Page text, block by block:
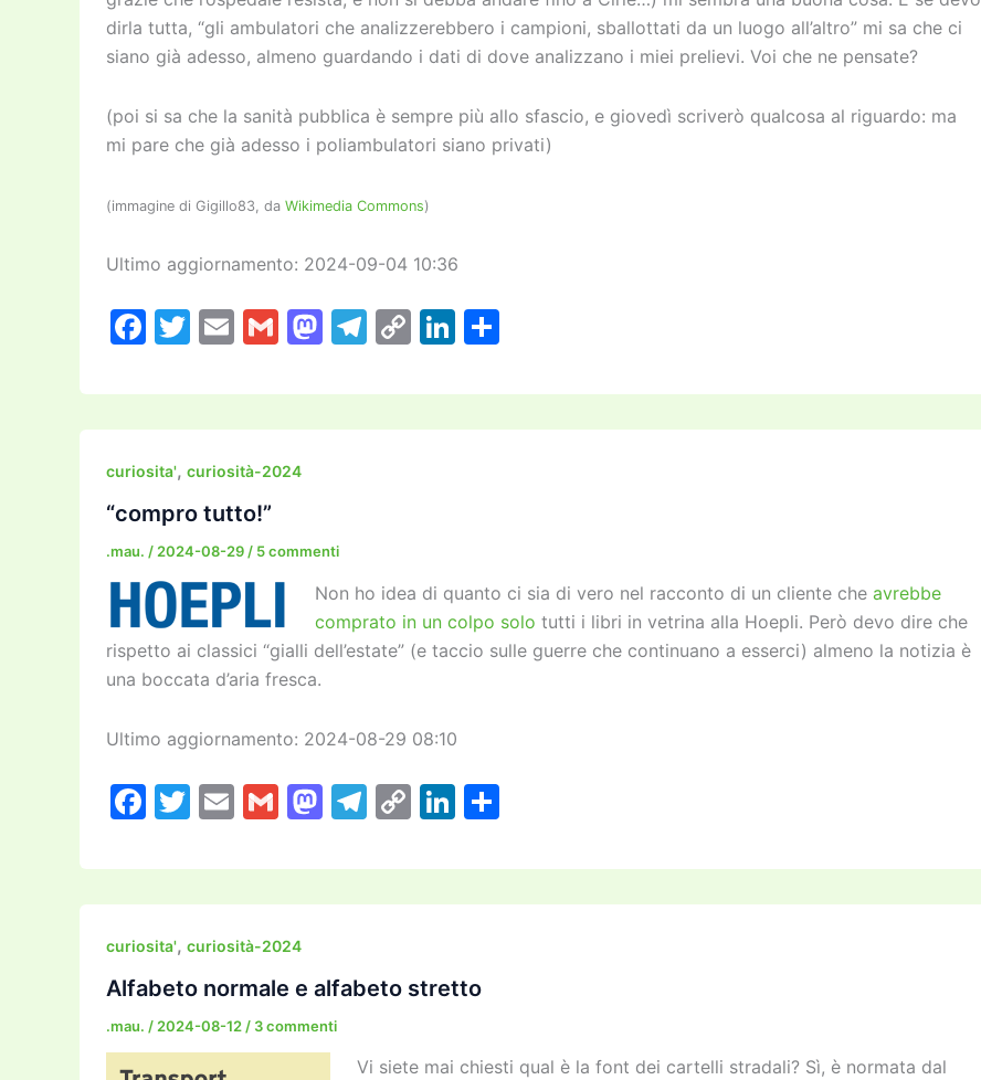
dirla tutta, “gli ambulatori che analizzerebbero i campioni, sballottati da un luogo all’altro” mi sa che ci
siano già adesso, almeno guardando i dati di dove analizzano i miei prelievi. Voi che ne pensate?
(poi si sa che la sanità pubblica è sempre più allo sfascio, e giovedì scriverò qualcosa al riguardo: ma
mi pare che già adesso i poliambulatori siano privati)
(immagine di Gigillo83, da Wikimedia Commons)
Ultimo aggiornamento: 2024-09-04 10:36
F
c
e
b
o
o
k
T
itt
er
E
ai
l
G
ai
l
M
st
o
n
T
e
gr
C
p
y
Li
k
e
n
di
curiosita', curiosità-2024
“compro tutto!”
.mau. / 2024-08-29 / 5 commenti
Non ho idea di quanto ci sia di vero nel racconto di un cliente che avrebbe
comprato in un colpo solo tutti i libri in vetrina alla Hoepli. Però devo dire che
rispetto ai classici “gialli dell’estate” (e taccio sulle guerre che continuano a esserci) almeno la notizia è
una boccata d’aria fresca.
Ultimo aggiornamento: 2024-08-29 08:10
F
c
e
b
o
o
k
T
itt
er
E
ai
l
G
ai
l
M
st
o
o
n
T
e
gr
m
C
p
y
n
Li
k
e
n
n
di
curiosita', curiosità-2024
Alfabeto normale e alfabeto stretto
.mau. / 2024-08-12 / 3 commenti
Vi siete mai chiesti qual è la font dei cartelli stradali? Sì, è normata dal